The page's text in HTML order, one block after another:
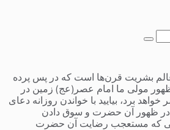
بشریت قرن‌ها است که در پس پرده
مولی ما امام عصر(عج) زمین در
برد، بیایید با خواندن روزانه دعای
ظهور آن حضرت و سوق دادن
که مستعجب رضایت آن حضرت